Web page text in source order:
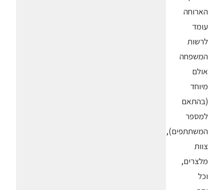
הארוחה
עומד
לרשות
המשפחה
אולם
מיוחד
(בהתאם
למספר
המשתתפים),
צוות
מלצרים,
וכל